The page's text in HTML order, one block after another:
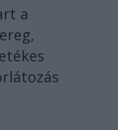
a